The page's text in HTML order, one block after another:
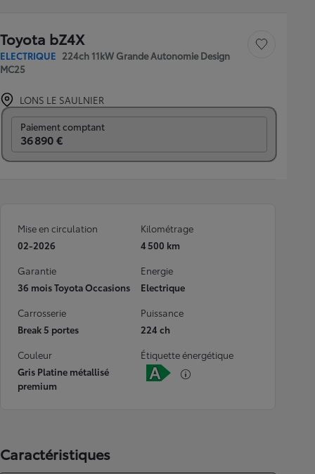
Toyota bZ4X
ELECTRIQUE 224ch 11kW Grande Autonomie Design
MC25
Sauvegarder le
LONS LE SAULNIER
Paiement comptant
36 890 €
Mise en circulation
02-2026
Kilométrage
4 500 km
Garantie
36 mois Toyota Occasions
Energie
Electrique
Carrosserie
Break 5 portes
Puissance
224 ch
Couleur
Gris Platine métallisé
premium
Étiquette énergétique
Caractéristiques